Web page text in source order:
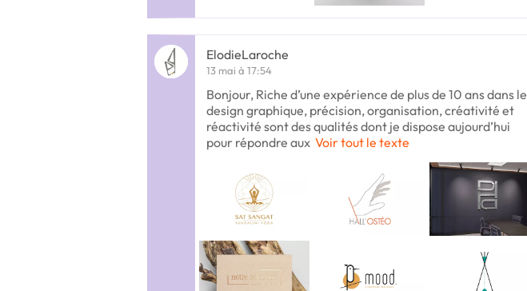
ElodieLaroche
13 mai à 17:54
Bonjour, Riche d’une expérience de plus de 10 ans dans le
design graphique, précision, organisation, créativité et
réactivité sont des qualités dont je dispose aujourd’hui
pour répondre aux Voir tout le texte